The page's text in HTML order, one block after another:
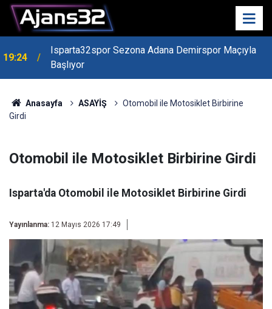
19:24
Isparta32spor Sezona Adana Demirspor Maçıyla
Başlıyor
19:22
Isparta Kredi Batağında
Anasayfa ASAYİŞ
Otomobil ile Motosiklet Birbirine
Girdi
Otomobil ile Motosiklet Birbirine Girdi
Isparta'da Otomobil ile Motosiklet Birbirine Girdi
Yayınlanma: 12 Mayıs 2026 17:49